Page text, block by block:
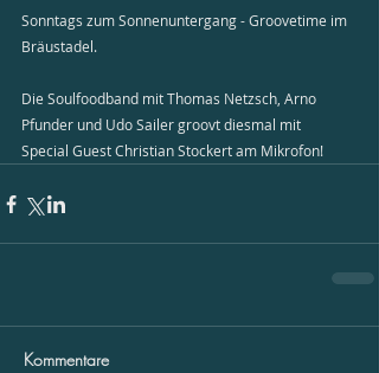
Sonntags zum Sonnenuntergang - Groovetime im
Bräustadel.
Die Soulfoodband mit Thomas Netzsch, Arno
Pfunder und Udo Sailer groovt diesmal mit
Special Guest Christian Stockert am Mikrofon!
Kommentare